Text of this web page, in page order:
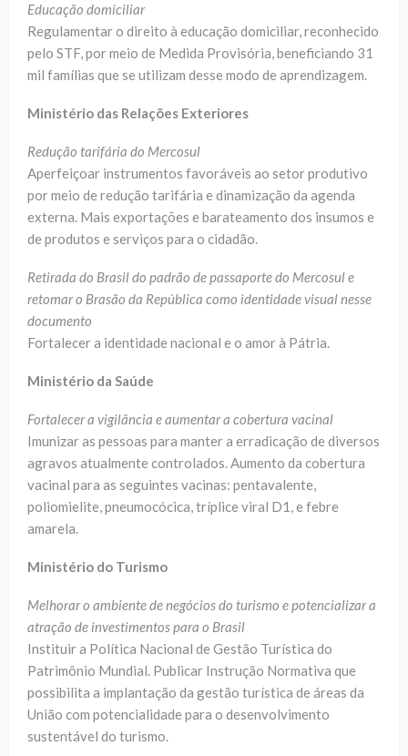
Educação domiciliar
Regulamentar o direito à educação domiciliar, reconhecido
pelo STF, por meio de Medida Provisória, beneficiando 31
mil famílias que se utilizam desse modo de aprendizagem.
Ministério das Relações Exteriores
Redução tarifária do Mercosul
Aperfeiçoar instrumentos favoráveis ao setor produtivo
por meio de redução tarifária e dinamização da agenda
externa. Mais exportações e barateamento dos insumos e
de produtos e serviços para o cidadão.
Retirada do Brasil do padrão de passaporte do Mercosul e
retomar o Brasão da República como identidade visual nesse
documento
Fortalecer a identidade nacional e o amor à Pátria.
Ministério da Saúde
Fortalecer a vigilância e aumentar a cobertura vacinal
Imunizar as pessoas para manter a erradicação de diversos
agravos atualmente controlados. Aumento da cobertura
vacinal para as seguintes vacinas: pentavalente,
poliomielite, pneumocócica, tríplice viral D1, e febre
amarela.
Ministério do Turismo
Melhorar o ambiente de negócios do turismo e potencializar a
atração de investimentos para o Brasil
Instituir a Política Nacional de Gestão Turística do
Patrimônio Mundial. Publicar Instrução Normativa que
possibilita a implantação da gestão turística de áreas da
União com potencialidade para o desenvolvimento
sustentável do turismo.